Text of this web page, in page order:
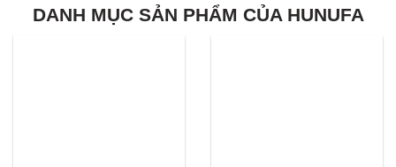
DANH MỤC SẢN PHẨM CỦA HUNUFA